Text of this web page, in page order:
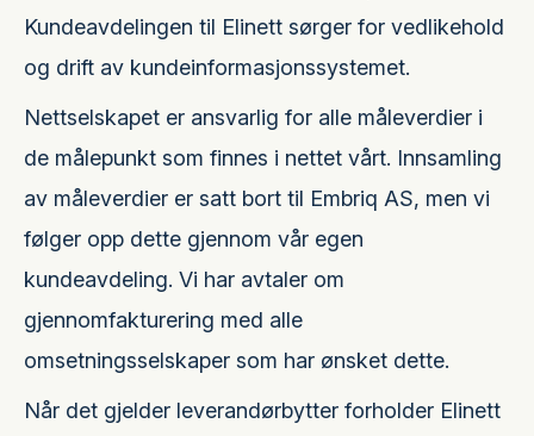
Kundeavdelingen til Elinett sørger for vedlikehold
og drift av kundeinformasjonssystemet.
Nettselskapet er ansvarlig for alle måleverdier i
de målepunkt som finnes i nettet vårt. Innsamling
av måleverdier er satt bort til Embriq AS, men vi
følger opp dette gjennom vår egen
kundeavdeling. Vi har avtaler om
gjennomfakturering med alle
omsetningsselskaper som har ønsket dette.
Når det gjelder leverandørbytter forholder Elinett